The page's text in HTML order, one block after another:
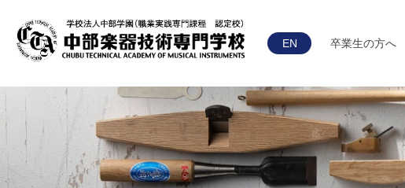
EN 卒業生の方へ